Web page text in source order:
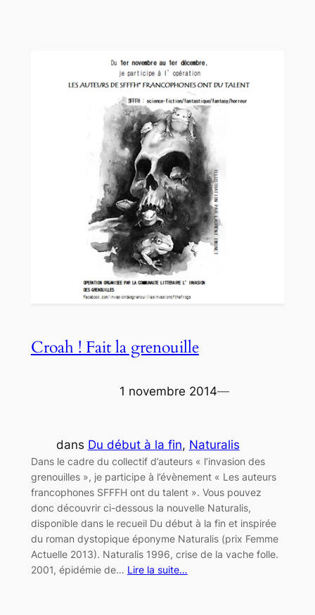
Croah ! Fait la grenouille
1 novembre 2014—
dans Du début à la fin, Naturalis
Dans le cadre du collectif d’auteurs « l’invasion des
grenouilles », je participe à l’évènement « Les auteurs
francophones SFFFH ont du talent ». Vous pouvez
donc découvrir ci-dessous la nouvelle Naturalis,
disponible dans le recueil Du début à la fin et inspirée
du roman dystopique éponyme Naturalis (prix Femme
Actuelle 2013). Naturalis 1996, crise de la vache folle.
2001, épidémie de… Lire la suite…